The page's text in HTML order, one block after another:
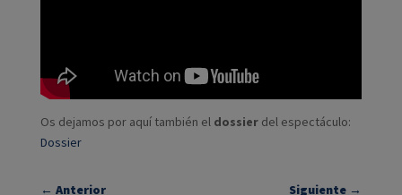
Os dejamos por aquí también el dossierdel espectáculo:
Dossier
← Anterior Siguiente →